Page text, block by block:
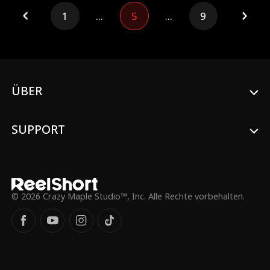
sein, und hofft, echte Freunde zu finden
und ein normales Teenagerleben zu
führen. Doch ihr Plan gerät außer
der Schule auftaucht und sich als Kaplan-
1 ... 5 ... 9
ÜBER
SUPPORT
© 2026 Crazy Maple Studio™, Inc. Alle Rechte vorbehalten.